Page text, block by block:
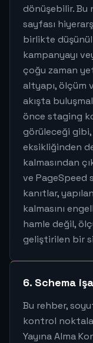
dönüşebilir. Bu
sayfası
birlikte
kampanyayı
çoğu zaman
altyapı, ölçüm
akışta
önce staging
görüleceği
eksikliğinden
kalmasından
ve PageSpeed
kanıtlar,
kalmasını
hamle değil,
geliştirilen bir
6. Schema
Bu rehber,
kontrol
Yayına Alma